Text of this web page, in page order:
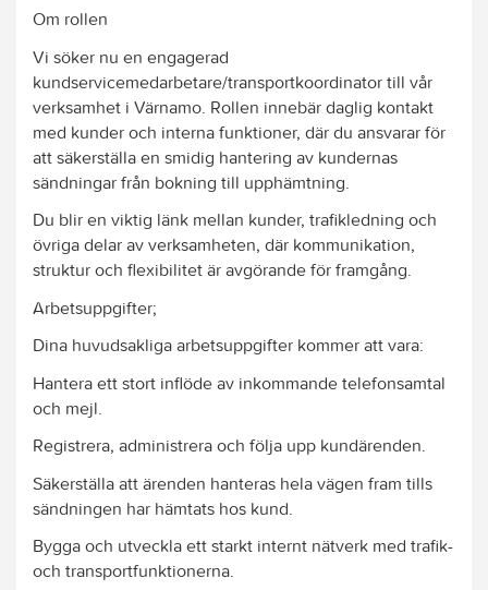
Om rollen
Vi söker nu en engagerad
kundservicemedarbetare/transportkoordinator till vår
verksamhet i Värnamo. Rollen innebär daglig kontakt
med kunder och interna funktioner, där du ansvarar för
att säkerställa en smidig hantering av kundernas
sändningar från bokning till upphämtning.
Du blir en viktig länk mellan kunder, trafikledning och
övriga delar av verksamheten, där kommunikation,
struktur och flexibilitet är avgörande för framgång.
Arbetsuppgifter;
Dina huvudsakliga arbetsuppgifter kommer att vara:
Hantera ett stort inflöde av inkommande telefonsamtal
och mejl.
Registrera, administrera och följa upp kundärenden.
Säkerställa att ärenden hanteras hela vägen fram tills
sändningen har hämtats hos kund.
Bygga och utveckla ett starkt internt nätverk med trafik-
och transportfunktionerna.